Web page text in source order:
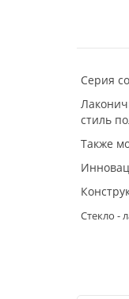
Серия
стиль
Также
Стекло -